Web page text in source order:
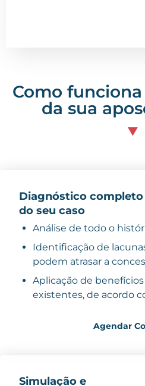
Como
da sua
Diagnóstico completo
do seu caso
Análise de todo o
Identificação de
podem atrasar a
Aplicação de
existentes, de acordo
Agendar
Simulação e